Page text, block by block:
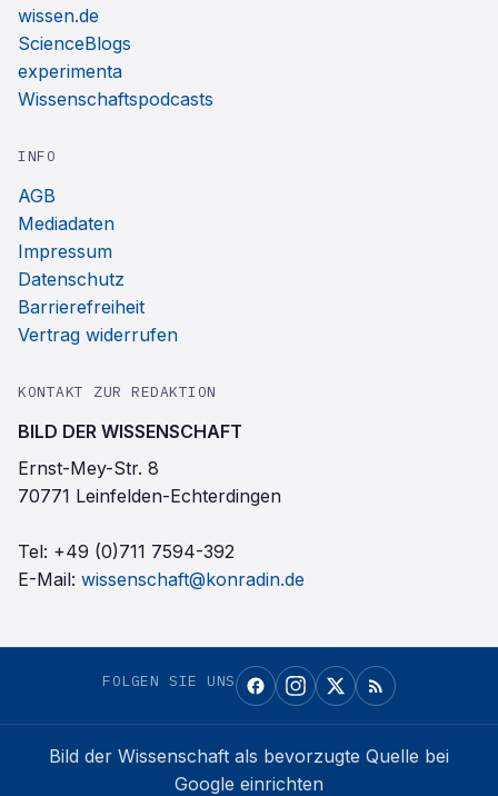
wissen.de
ScienceBlogs
experimenta
Wissenschaftspodcasts
INFO
AGB
Mediadaten
Impressum
Datenschutz
Barrierefreiheit
Vertrag widerrufen
KONTAKT ZUR REDAKTION
BILD DER WISSENSCHAFT
Ernst-Mey-Str. 8
70771 Leinfelden-Echterdingen
Tel: +49 (0)711 7594-392
E-Mail: wissenschaft@konradin.de
FOLGEN SIE UNS
Bild der Wissenschaft als bevorzugte Quelle bei
Google einrichten